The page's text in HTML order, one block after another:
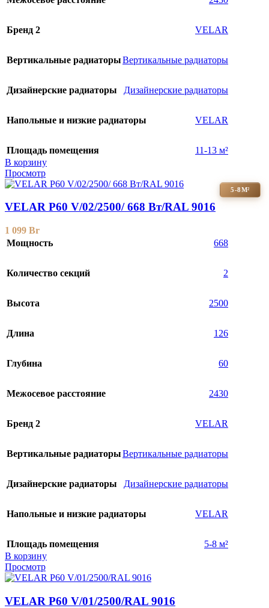
Бренд 2 VELAR
Вертикальные радиаторыВертикальные радиаторы
Дизайнерские радиаторы Дизайнерские радиаторы
Напольные и низкие радиаторы VELAR
Площадь помещения
11-13 м²
В корзину
Просмотр
5-8М²
VELAR P60 V/02/2500/ 668 Bт/RAL 9016
1 099 Br
Мощность
668
Количество секций 2
Высота 2500
Длина 126
Глубина 60
Межосевое расстояние 2430
Бренд 2 VELAR
Вертикальные радиаторыВертикальные радиаторы
Дизайнерские радиаторы Дизайнерские радиаторы
Напольные и низкие радиаторы VELAR
Площадь помещения
5-8 м²
В корзину
Просмотр
VELAR P60 V/01/2500/RAL 9016